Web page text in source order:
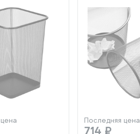
Последняя цена
714 ₽